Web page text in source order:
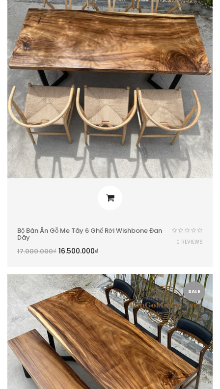
Bộ Bàn Ăn Gỗ Me Tây 6 Ghế Rời Wishbone Đan
Dây
17.000.000₫ 16.500.000₫
0 REVIEWS
SALE